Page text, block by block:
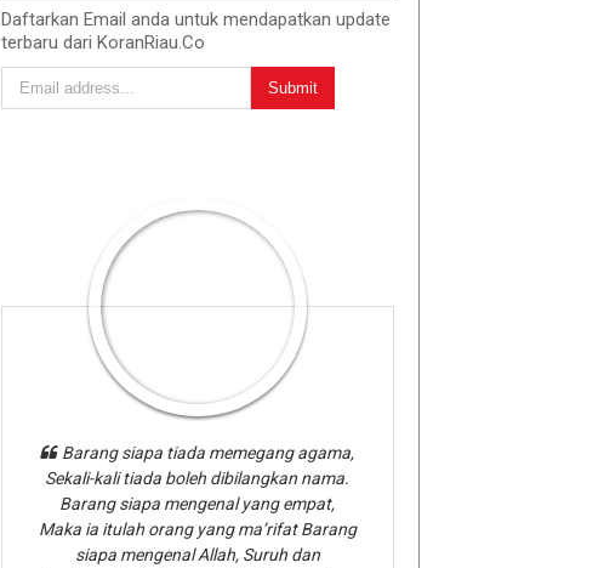
Daftarkan Email anda untuk mendapatkan update
terbaru dari KoranRiau.Co
Barang siapa tiada memegang agama,
Sekali-kali tiada boleh dibilangkan nama.
Barang siapa mengenal yang empat,
Maka ia itulah orang yang ma’rifat Barang
siapa mengenal Allah, Suruh dan